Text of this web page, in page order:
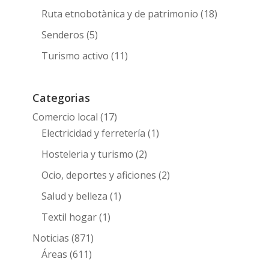
Ruta etnobotànica y de patrimonio (18)
Senderos (5)
Turismo activo (11)
Categorias
Comercio local (17)
Electricidad y ferretería (1)
Hosteleria y turismo (2)
Ocio, deportes y aficiones (2)
Salud y belleza (1)
Textil hogar(1)
Noticias (871)
Áreas (611)